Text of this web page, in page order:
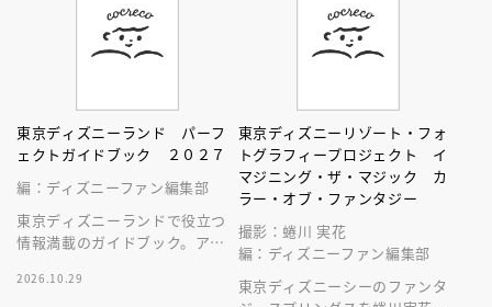
東京ディズニーランド パーフ
ェクトガイドブック ２０２７
編：ディズニーファン編集部
東京ディズニーランドで役立つ
情報満載のガイドブック。アト
ン、グッズまでが１冊に！
2026.10.29
東京ディズニーリゾート・フォ
トグラフィープロジェクト イ
マジニング・ザ・マジック カ
ラー・オブ・ファンタジー
撮影：蜷川 実花
編：ディズニーファン編集部
東京ディズニーシーのファンタ